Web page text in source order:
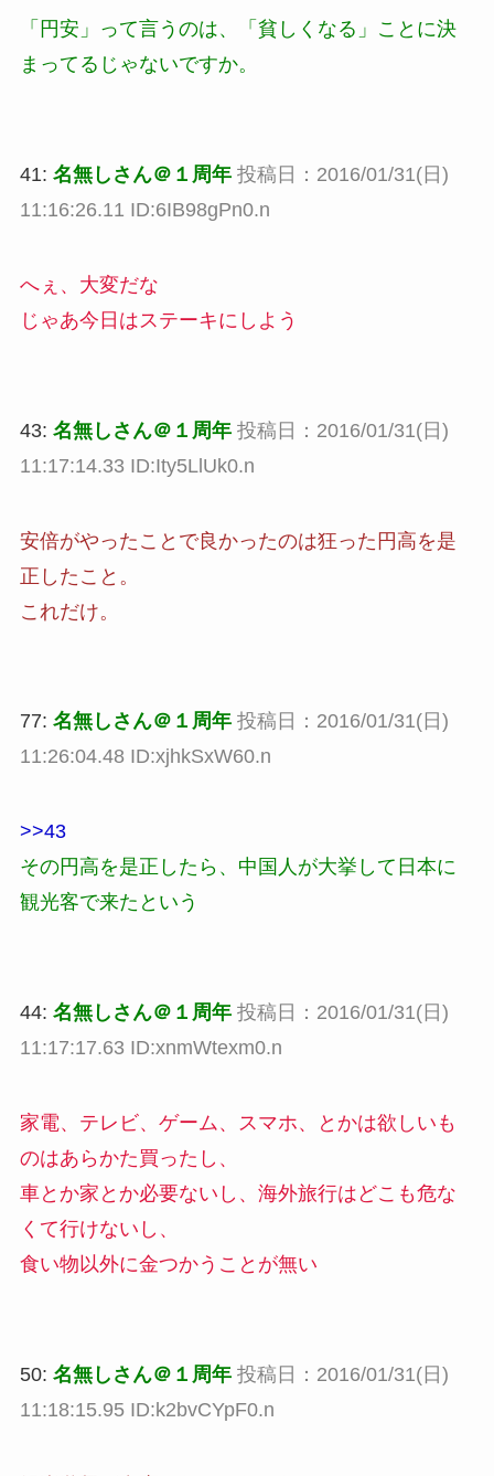
「円安」って言うのは、「貧しくなる」ことに決
まってるじゃないですか。
41: 名無しさん＠１周年 投稿日：2016/01/31(日)
11:16:26.11 ID:6IB98gPn0.n
へぇ、大変だな
じゃあ今日はステーキにしよう
43: 名無しさん＠１周年 投稿日：2016/01/31(日)
11:17:14.33 ID:Ity5LlUk0.n
安倍がやったことで良かったのは狂った円高を是
正したこと。
これだけ。
77: 名無しさん＠１周年 投稿日：2016/01/31(日)
11:26:04.48 ID:xjhkSxW60.n
>>43
その円高を是正したら、中国人が大挙して日本に
観光客で来たという
44: 名無しさん＠１周年 投稿日：2016/01/31(日)
11:17:17.63 ID:xnmWtexm0.n
家電、テレビ、ゲーム、スマホ、とかは欲しいも
のはあらかた買ったし、
車とか家とか必要ないし、海外旅行はどこも危な
くて行けないし、
食い物以外に金つかうことが無い
50: 名無しさん＠１周年 投稿日：2016/01/31(日)
11:18:15.95 ID:k2bvCYpF0.n